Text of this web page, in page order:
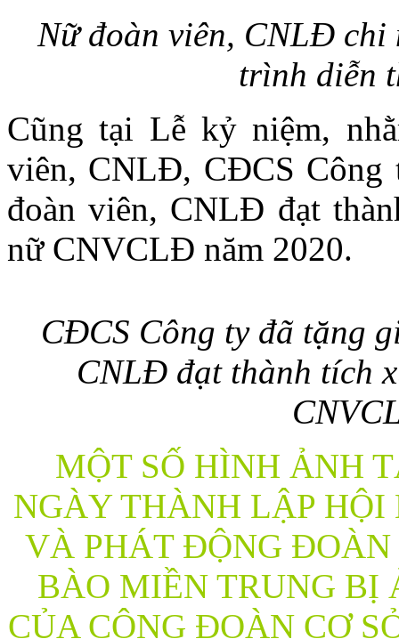
Nữ đoàn viên, CNLĐ chi
trình diễn
Cũng tại Lễ kỷ niệm,
viên, CNLĐ, CĐCS Công
đoàn viên, CNLĐ đạt
nữ CNVCLĐ năm 2020.
CĐCS Công ty đã tặng
CNLĐ đạt thành tích
MỘT SỐ HÌNH ẢNH
NGÀY THÀNH LẬP HỘI
VÀ PHÁT ĐỘNG
BÀO MIỀN TRUNG BỊ
CỦA CÔNG ĐOÀN CƠ